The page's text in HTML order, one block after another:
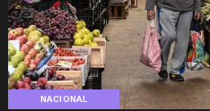
NACIONAL